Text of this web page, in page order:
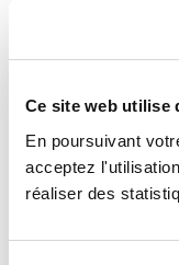
Ce site web utilise
En poursuivant
acceptez
réaliser des
Alexis Roux de
chiffre d’affaires,
d’euros l’année
d’épicerie sont
trouver des relais
rentabilité. Nous